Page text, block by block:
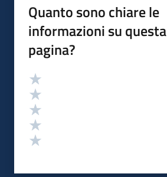
Quanto sono chiare le
informazioni su questa
pagina?
Valutazione